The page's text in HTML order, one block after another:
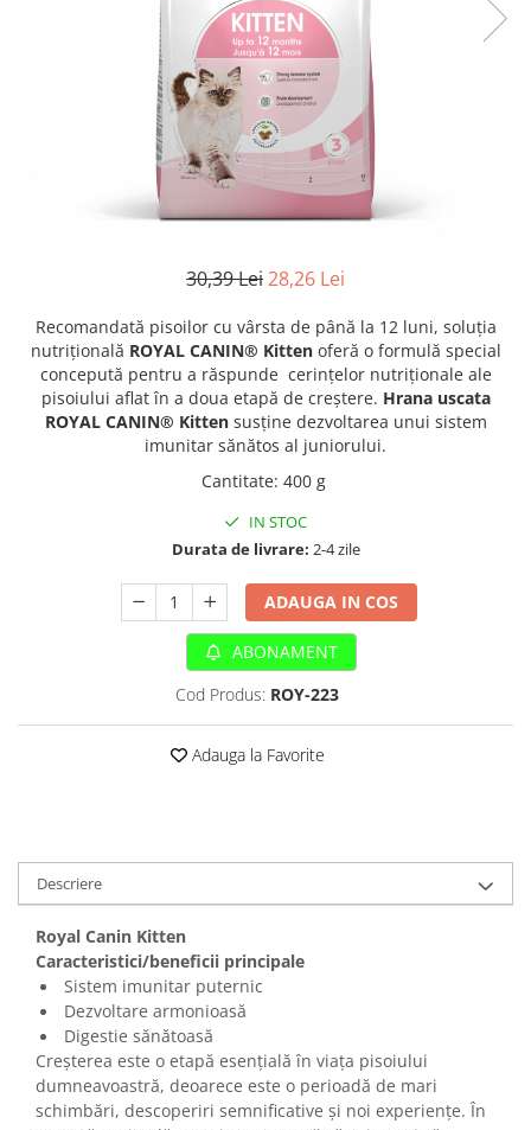
Antiparazitare interne si externe
Suplimente nutritive, vitamine
Hrana economica caini
Castroane si boluri pentru apa si
mancare
Custi transport - Caini
Hamuri, Lese si Zgarzi
Paturi, perne si cosuri pentru caini
Covorase absorbante
Curatare Ochi
Perii si descalcitoare caini
Solutii Atractante si repelente
Antiparazitare interne si externe
Suplimente nutritive, vitamine
Igiena si ingrijire pisici
Asternut litiera / Nisip / Silicat
Perii si descalcitoare pisici
Sampoane si Balsamuri
Solutii Atractante si repelente
Accesorii Pisici
Ansambluri de joaca, sisaluri
Custi transport - Pisici
Lese, Hamuri si Zgarzi
Paturi, perne si cosuri pentru pisici
Recompense Delicioase
30,39 Lei28,26 Lei
Recomandată pisoilor cu vârsta de până la 12 luni, soluția
nutrițională ROYAL CANIN® Kittenoferă o formulă special
concepută pentru a răspunde cerințelor nutriționale ale
pisoiului aflat în a doua etapă de creștere. Hrana uscata
ROYAL CANIN® Kittensusține dezvoltarea unui sistem
imunitar sănătos al juniorului.
Cantitate: 400 g
IN STOC
Durata de livrare: 2-4 zile
ADAUGA IN COS
ABONAMENT
Cod Produs: ROY-223
Adauga la Favorite
Descriere
Royal Canin Kitten
Caracteristici/beneficii principale
Sistem imunitar puternic
Dezvoltare armonioasă
Digestie sănătoasă
Creșterea este o etapă esențială în viața pisoiului
dumneavoastră, deoarece este o perioadă de mari
schimbări, descoperiri semnificative și noi experiențe. În